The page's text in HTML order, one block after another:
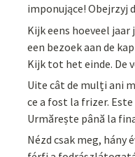
imponujące! Obejrzyj
Kijk eens hoeveel
een bezoek aan de
Kijk tot het einde. De
Uite cât de mulți ani
ce a fost la frizer.
Urmărește până la
Nézd csak meg, hány